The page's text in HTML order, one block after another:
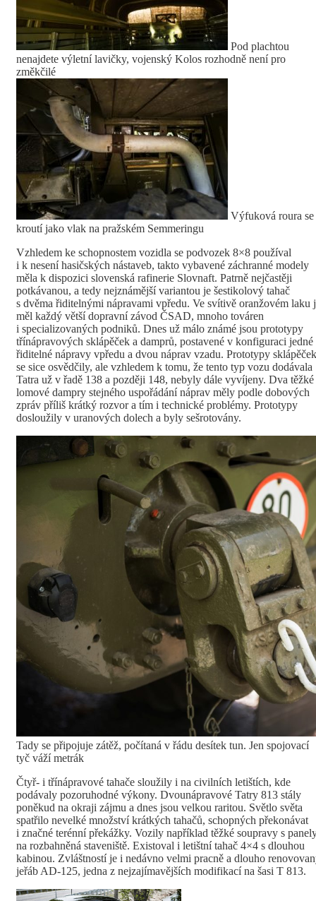
Pod plachtou
nenajdete výletní lavičky, vojenský Kolos rozhodně není pro
změkčilé
Výfuková roura se
kroutí jako vlak na pražském Semmeringu
Vzhledem ke schopnostem vozidla se podvozek 8×8 používal
i k nesení hasičských nástaveb, takto vybavené záchranné modely
měla k dispozici slovenská rafinerie Slovnaft. Patrně nejčastěji
potkávanou, a tedy nejznámější variantou je šestikolový tahač
s dvěma řiditelnými nápravami vpředu. Ve svítivě oranžovém laku
měl každý větší dopravní závod ČSAD, mnoho továren
i specializovaných podniků. Dnes už málo známé jsou prototypy
třínápravových sklápěček a damprů, postavené v konfiguraci jedné
řiditelné nápravy vpředu a dvou náprav vzadu. Prototypy sklápěček
se sice osvědčily, ale vzhledem k tomu, že tento typ vozu dodávala
Tatra už v řadě 138 a později 148, nebyly dále vyvíjeny. Dva těžké
lomové dampry stejného uspořádání náprav měly podle dobových
zpráv příliš krátký rozvor a tím i technické problémy. Prototypy
dosloužily v uranových dolech a byly sešrotovány.
Tady se připojuje zátěž, počítaná v řádu desítek tun. Jen spojovací
tyč váží metrák
Čtyř- i třínápravové tahače sloužily i na civilních letištích, kde
podávaly pozoruhodné výkony. Dvounápravové Tatry 813 stály
poněkud na okraji zájmu a dnes jsou velkou raritou. Světlo světa
spatřilo nevelké množství krátkých tahačů, schopných překonávat
i značné terénní překážky. Vozily například těžké soupravy s
na rozbahněná staveniště. Existoval i letištní tahač 4×4 s dlouhou
kabinou. Zvláštností je i nedávno velmi pracně a dlouho
jeřáb AD-125, jedna z nejzajímavějších modifikací na šasi T 813.